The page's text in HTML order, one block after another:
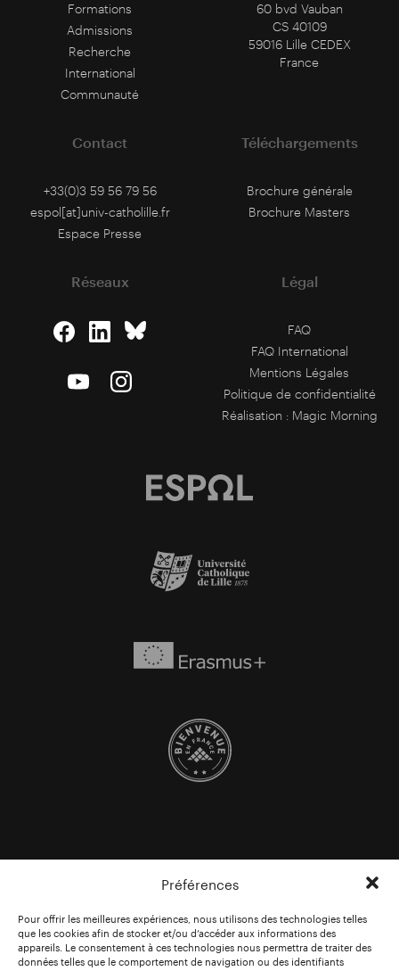
Préférences
Pour offrir les meilleures expériences, nous utilisons des technologies telles
que les cookies afin de stocker et/ou d’accéder aux informations des
appareils. Le consentement à ces technologies nous permettra de traiter des
données telles que le comportement de navigation ou des identifiants
Formations
Admissions
Recherche
International
Communauté
60 bvd Vauban
CS 40109
59016 Lille CEDEX
France
Contact
+33(0)3 59 56 79 56
espol[at]univ-catholille.fr
Espace Presse
Téléchargements
Brochure générale
Brochure Masters
Réseaux Légal
FAQ
FAQ International
Mentions Légales
Politique de confidentialité
Réalisation : Magic Morning